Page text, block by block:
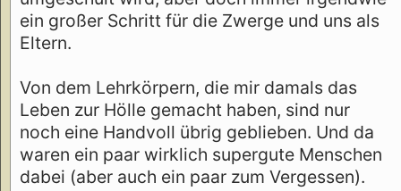
ein großer Schritt für die Zwerge und uns als
Eltern.
Von dem Lehrkörpern, die mir damals das
Leben zur Hölle gemacht haben, sind nur
noch eine Handvoll übrig geblieben. Und da
waren ein paar wirklich supergute Menschen
dabei (aber auch ein paar zum Vergessen).